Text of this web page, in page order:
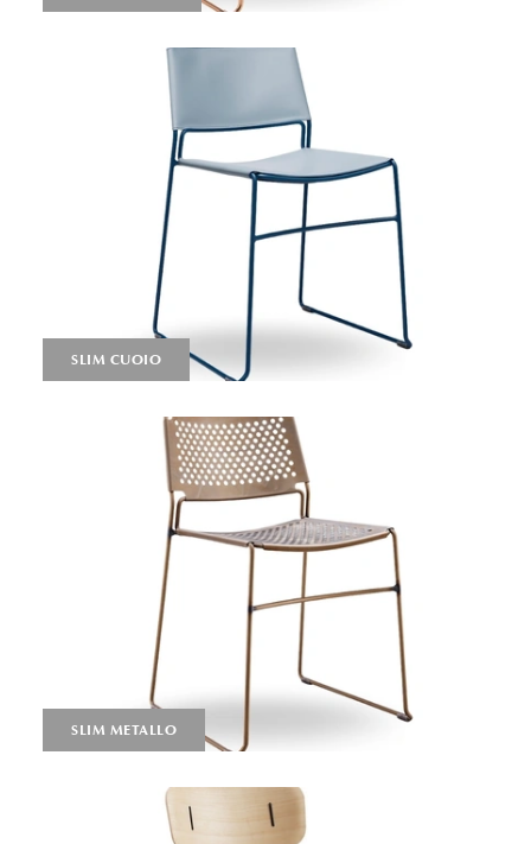
SLIM CUOIO
SLIM METALLO